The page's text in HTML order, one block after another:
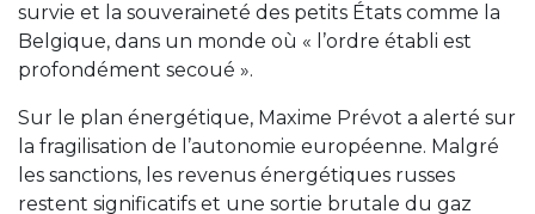
survie et la souveraineté des petits États comme la
Belgique, dans un monde où « l’ordre établi est
profondément secoué ».
Sur le plan énergétique, Maxime Prévot a alerté sur
la fragilisation de l’autonomie européenne. Malgré
les sanctions, les revenus énergétiques russes
restent significatifs et une sortie brutale du gaz